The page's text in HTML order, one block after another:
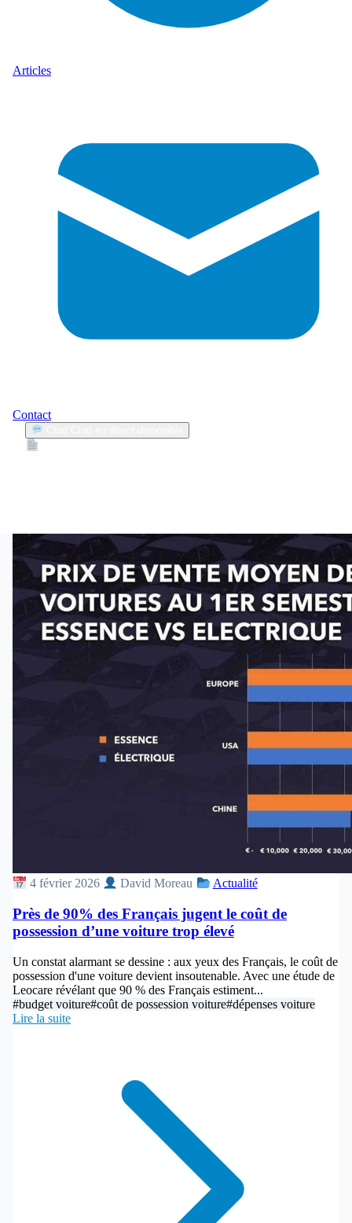
Articles
Contact
4 février 2026 David Moreau Actualité
Près de 90% des Français jugent le coût de
possession d’une voiture trop élevé
Un constat alarmant se dessine : aux yeux des Français, le coût de
possession d'une voiture devient insoutenable. Avec une étude de
Leocare révélant que 90 % des Français estiment...
#budget voiture#coût de possession voiture#dépenses voiture
Lire la suite